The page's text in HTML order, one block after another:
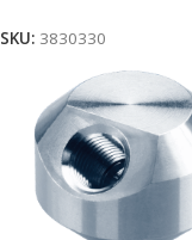
SKU: 3830330